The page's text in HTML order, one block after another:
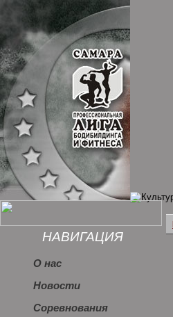
НАВИГАЦИЯ
О нас
Новости
Соревнования